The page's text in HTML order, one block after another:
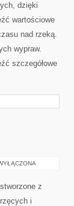
dzięki
wartościowe
nad rzeką.
wypraw.
szczegółowe
z
i